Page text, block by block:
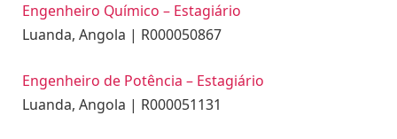
Engenheiro Químico – Estagiário
Luanda, Angola | R000050867
Engenheiro de Potência – Estagiário
Luanda, Angola | R000051131